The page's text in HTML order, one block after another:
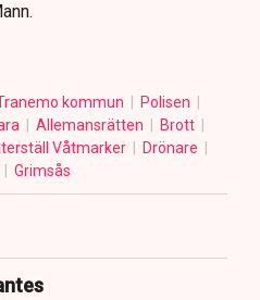
kommun
Polisen
Allemansrätten
Brott
Våtmarker
Drönare
Grimsås